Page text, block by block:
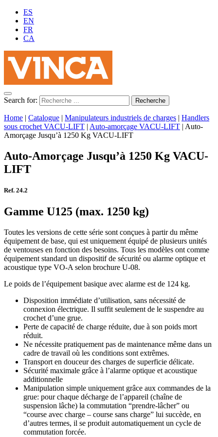
ES
EN
FR
CA
Search for:
Home | Catalogue | Manipulateurs industriels de charges | Handlers
sous crochet VACU-LIFT | Auto-amorçage VACU-LIFT | Auto-
Amorçage Jusqu’à 1250 Kg VACU-LIFT
Auto-Amorçage Jusqu’à 1250 Kg VACU-
LIFT
Ref. 24.2
Gamme U125 (max. 1250 kg)
Toutes les versions de cette série sont conçues à partir du même
équipement de base, qui est uniquement équipé de plusieurs unités
de ventouses en fonction des besoins. Tous les modèles ont comme
équipement standard un dispositif de sécurité ou alarme optique et
acoustique type VO-A selon brochure U-08.
Le poids de l’équipement basique avec alarme est de 124 kg.
Disposition immédiate d’utilisation, sans nécessité de
connexion électrique. Il suffit seulement de le suspendre au
crochet d’une grue.
Perte de capacité de charge réduite, due à son poids mort
réduit.
Ne nécessite pratiquement pas de maintenance même dans un
cadre de travail où les conditions sont extrêmes.
Transport en douceur des charges de superficie délicate.
Sécurité maximale grâce à l’alarme optique et acoustique
additionnelle
Manipulation simple uniquement grâce aux commandes de la
grue: pour chaque décharge de l’appareil (chaîne de
suspension lâche) la commutation “prendre-lâcher” ou
“course avec charge – course sans charge” lui succède, en
d’autres termes, il se produit automatiquement un cycle de
commutation forcée.